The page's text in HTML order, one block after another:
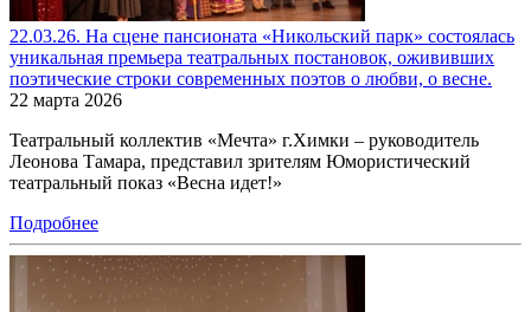
22.03.26. На сцене пансионата «Никольский парк» состоялась
уникальная премьера театральных постановок, ожививших
поэтические строки современных поэтов о любви, о весне.
22 марта 2026
Театральный коллектив «Мечта» г.Химки – руководитель
Леонова Тамара, представил зрителям Юмористический
театральный показ «Весна идет!»
Подробнее